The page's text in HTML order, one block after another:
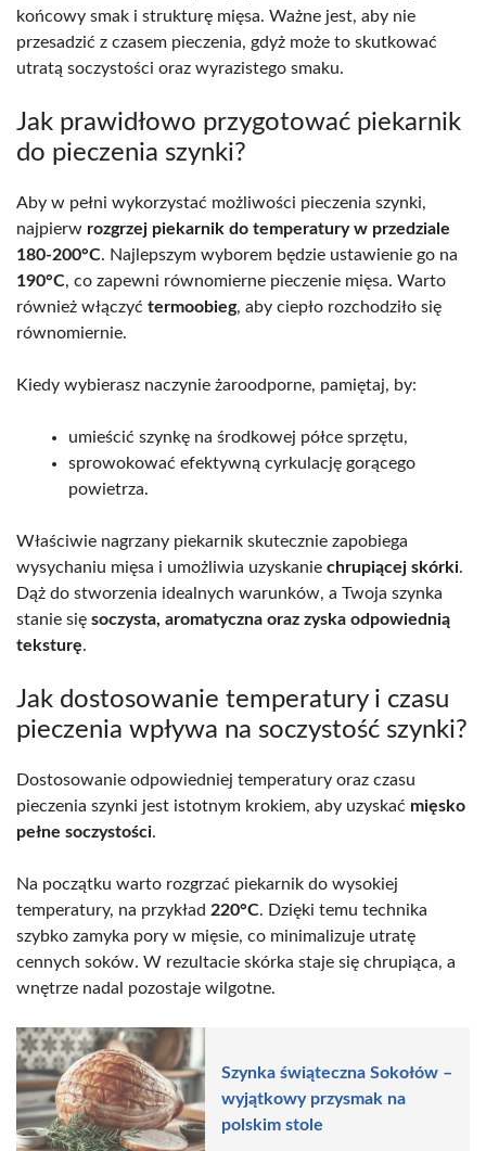
końcowy smak i strukturę mięsa. Ważne jest, aby nie
przesadzić z czasem pieczenia, gdyż może to skutkować
utratą soczystości oraz wyrazistego smaku.
Jak prawidłowo przygotować piekarnik
do pieczenia szynki?
Aby w pełni wykorzystać możliwości pieczenia szynki,
najpierw rozgrzej piekarnik do temperatury w przedziale
180-200°C. Najlepszym wyborem będzie ustawienie go na
190°C, co zapewni równomierne pieczenie mięsa. Warto
również włączyć termoobieg, aby ciepło rozchodziło się
równomiernie.
Kiedy wybierasz naczynie żaroodporne, pamiętaj, by:
umieścić szynkę na środkowej półce sprzętu,
sprowokować efektywną cyrkulację gorącego
powietrza.
Właściwie nagrzany piekarnik skutecznie zapobiega
wysychaniu mięsa i umożliwia uzyskanie chrupiącej skórki.
Dąż do stworzenia idealnych warunków, a Twoja szynka
stanie się soczysta, aromatyczna oraz zyska odpowiednią
teksturę.
Jak dostosowanie temperatury i czasu
pieczenia wpływa na soczystość szynki?
Dostosowanie odpowiedniej temperatury oraz czasu
pieczenia szynki jest istotnym krokiem, aby uzyskać mięsko
pełne soczystości.
Na początku warto rozgrzać piekarnik do wysokiej
temperatury, na przykład 220°C. Dzięki temu technika
szybko zamyka pory w mięsie, co minimalizuje utratę
cennych soków. W rezultacie skórka staje się chrupiąca, a
wnętrze nadal pozostaje wilgotne.
Szynka świąteczna Sokołów –
wyjątkowy przysmak na
polskim stole